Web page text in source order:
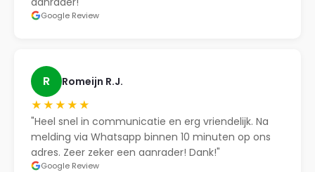
Google Review
R Romeijn R.J.
★★★★★
"Heel snel in communicatie en erg vriendelijk. Na
melding via Whatsapp binnen 10 minuten op ons
adres. Zeer zeker een aanrader! Dank!"
Google Review